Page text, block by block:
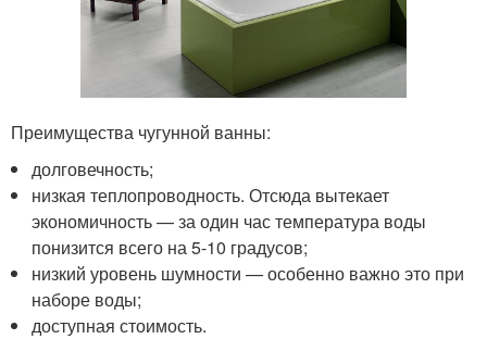
Преимущества чугунной ванны:
долговечность;
низкая теплопроводность. Отсюда вытекает
экономичность — за один час температура воды
понизится всего на 5-10 градусов;
низкий уровень шумности — особенно важно это при
наборе воды;
доступная стоимость.